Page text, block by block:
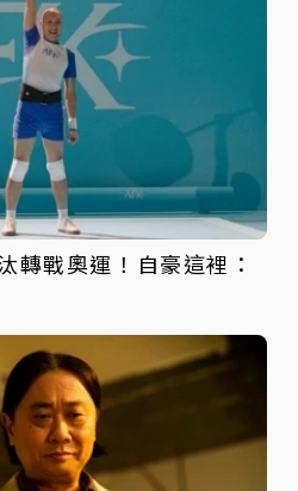
轉戰奧運！自豪這裡：